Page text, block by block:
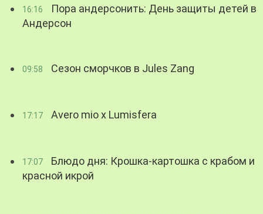
16:16
Пора андерсонить: День защиты детей в
Андерсон
09:58 Сезон сморчков в Jules Zang
17:17 Avero mio x Lumisfera
17:07
Блюдо дня: Крошка-картошка с крабом и
красной икрой